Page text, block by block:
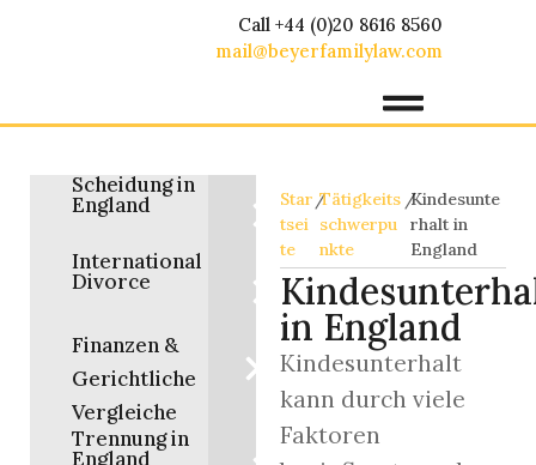
Call +44 (0)20 8616 8560
mail@beyerfamilylaw.com
Scheidung in
England
International
Divorce
Finanzen &
Gerichtliche
Vergleiche
Trennung in
England
Star
tsei
te
/Tätigkeits
schwerpu
nkte
/Kindesunte
rhalt in
England
in England
Kindesunterhalt
kann durch viele
Faktoren